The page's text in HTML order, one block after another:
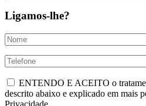
Ligamos-lhe?
ENTENDO E ACEITO o
descrito abaixo e explicado em mais